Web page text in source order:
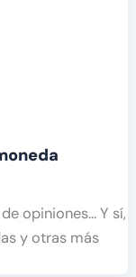
opiniones… Y sí,
y otras más